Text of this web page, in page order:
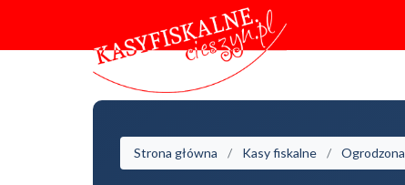
Strona główna Kasy fiskalne Ogrodzona